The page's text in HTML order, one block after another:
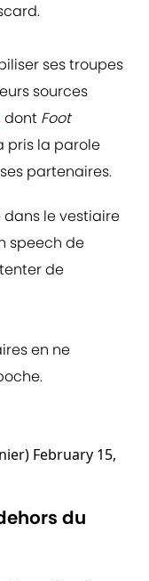
ses troupes
sources
dont Foot
pris la parole
partenaires.
dans le vestiaire
speech de
de
en ne
February 15,
du